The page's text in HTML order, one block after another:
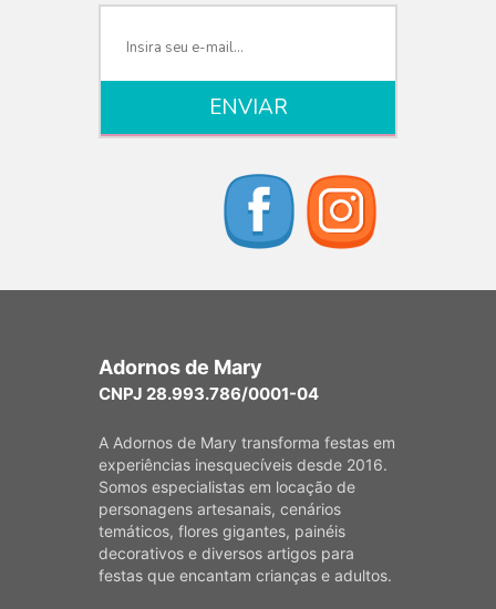
Adornos de Mary
CNPJ 28.993.786/0001-04
A Adornos de Mary transforma festas em
experiências inesquecíveis desde 2016.
Somos especialistas em locação de
personagens artesanais, cenários
temáticos, flores gigantes, painéis
decorativos e diversos artigos para
festas que encantam crianças e adultos.